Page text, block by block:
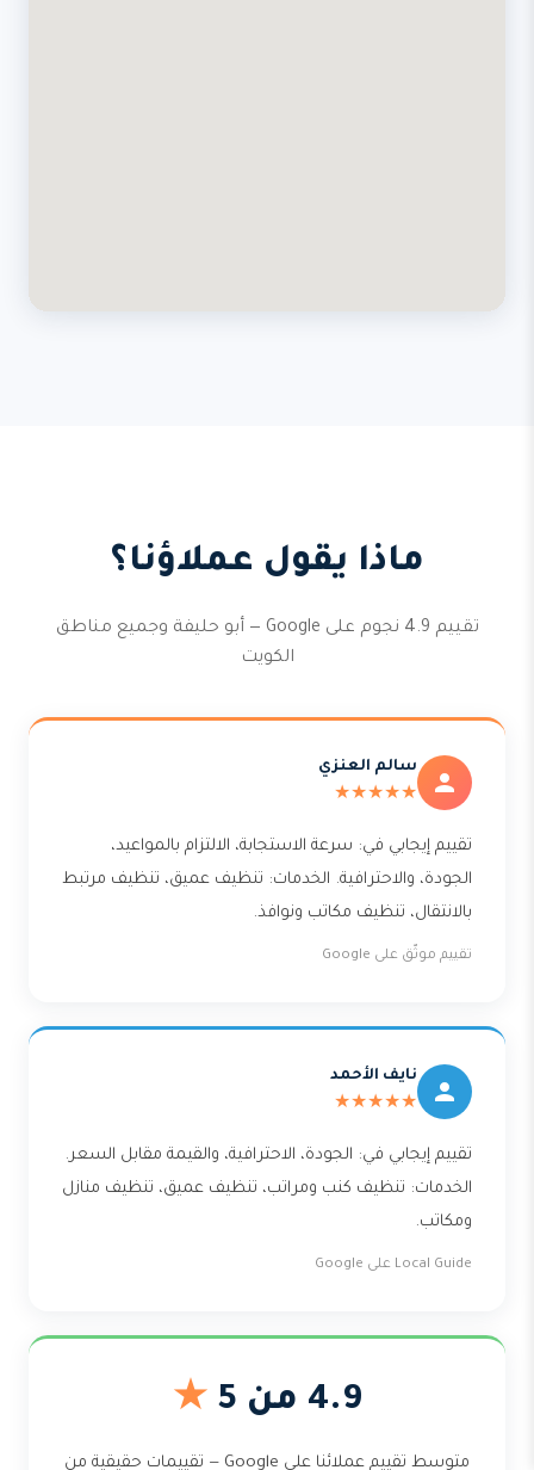
ماذا يقول عملاؤنا؟
تقييم 4.9 نجوم على Google — أبو حليفة وجميع مناطق
الكويت
سالم العنزي
★★★★★
تقييم إيجابي في: سرعة الاستجابة، الالتزام بالمواعيد،
الجودة، والاحترافية. الخدمات: تنظيف عميق، تنظيف مرتبط
بالانتقال، تنظيف مكاتب ونوافذ.
تقييم موثّق على Google
نايف الأحمد
★★★★★
تقييم إيجابي في: الجودة، الاحترافية، والقيمة مقابل السعر.
الخدمات: تنظيف كنب ومراتب، تنظيف عميق، تنظيف منازل
ومكاتب.
Local Guide على Google
4.9 من 5 ★
متوسط تقييم عملائنا على Google — تقييمات حقيقية من